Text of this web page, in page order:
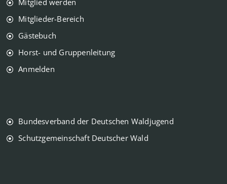
Mitglieder-Bereich
Gästebuch
Horst- und Gruppenleitung
Anmelden
Bundesverband der Deutschen Waldjugend
Schutzgemeinschaft Deutscher Wald